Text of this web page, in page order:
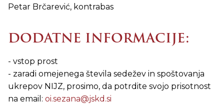
Petar Brčarević, kontrabas
DODATNE INFORMACIJE:
- vstop prost
- zaradi omejenega števila sedežev in spoštovanja
ukrepov NIJZ, prosimo, da potrdite svojo prisotnost
na email: oi.sezana@jskd.si